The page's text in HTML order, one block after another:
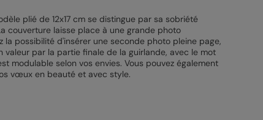
plié de 12x17 cm se distingue par sa sobriété
couverture laisse place à une grande photo
possibilité d'insérer une seconde photo pleine page,
valeur par la partie finale de la guirlande, avec le mot
modulable selon vos envies. Vous pouvez également
vœux en beauté et avec style.